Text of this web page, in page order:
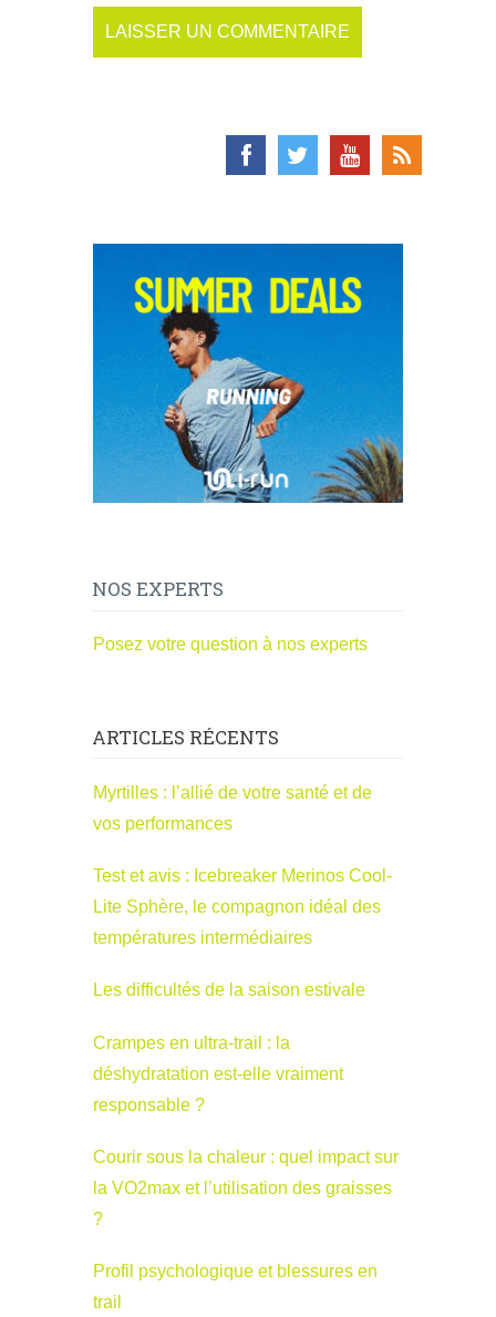
NOS EXPERTS
Posez votre question à nos experts
ARTICLES RÉCENTS
Myrtilles : l’allié de votre santé et de
vos performances
Test et avis : Icebreaker Merinos Cool-
Lite Sphère, le compagnon idéal des
températures intermédiaires
Les difficultés de la saison estivale
Crampes en ultra-trail : la
déshydratation est-elle vraiment
responsable ?
Courir sous la chaleur : quel impact sur
la VO2max et l’utilisation des graisses
?
Profil psychologique et blessures en
trail